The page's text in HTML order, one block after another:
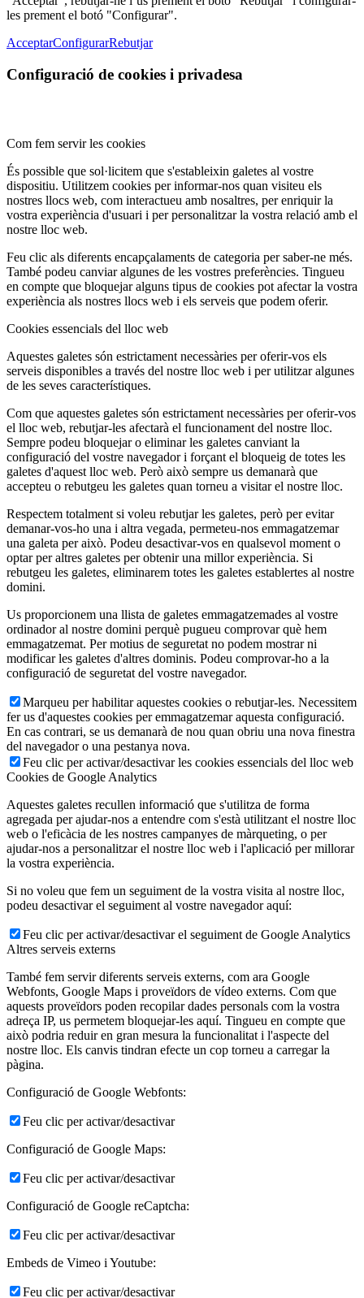
les prement el botó "Configurar".
AcceptarConfigurarRebutjar
Configuració de cookies i privadesa
Com fem servir les cookies
És possible que sol·licitem que s'estableixin galetes al vostre
dispositiu. Utilitzem cookies per informar-nos quan visiteu els
nostres llocs web, com interactueu amb nosaltres, per enriquir la
vostra experiència d'usuari i per personalitzar la vostra relació amb el
nostre lloc web.
Feu clic als diferents encapçalaments de categoria per saber-ne més.
També podeu canviar algunes de les vostres preferències. Tingueu
en compte que bloquejar alguns tipus de cookies pot afectar la vostra
experiència als nostres llocs web i els serveis que podem oferir.
Cookies essencials del lloc web
Aquestes galetes són estrictament necessàries per oferir-vos els
serveis disponibles a través del nostre lloc web i per utilitzar algunes
de les seves característiques.
Com que aquestes galetes són estrictament necessàries per oferir-vos
el lloc web, rebutjar-les afectarà el funcionament del nostre lloc.
Sempre podeu bloquejar o eliminar les galetes canviant la
configuració del vostre navegador i forçant el bloqueig de totes les
galetes d'aquest lloc web. Però això sempre us demanarà que
accepteu o rebutgeu les galetes quan torneu a visitar el nostre lloc.
Respectem totalment si voleu rebutjar les galetes, però per evitar
demanar-vos-ho una i altra vegada, permeteu-nos emmagatzemar
una galeta per això. Podeu desactivar-vos en qualsevol moment o
optar per altres galetes per obtenir una millor experiència. Si
rebutgeu les galetes, eliminarem totes les galetes establertes al nostre
domini.
Us proporcionem una llista de galetes emmagatzemades al vostre
ordinador al nostre domini perquè pugueu comprovar què hem
emmagatzemat. Per motius de seguretat no podem mostrar ni
modificar les galetes d'altres dominis. Podeu comprovar-ho a la
configuració de seguretat del vostre navegador.
Marqueu per habilitar aquestes cookies o rebutjar-les. Necessitem
fer us d'aquestes cookies per emmagatzemar aquesta configuració.
En cas contrari, se us demanarà de nou quan obriu una nova finestra
del navegador o una pestanya nova.
Feu clic per activar/desactivar les cookies essencials del lloc web
Cookies de Google Analytics
Aquestes galetes recullen informació que s'utilitza de forma
agregada per ajudar-nos a entendre com s'està utilitzant el nostre lloc
web o l'eficàcia de les nostres campanyes de màrqueting, o per
ajudar-nos a personalitzar el nostre lloc web i l'aplicació per millorar
la vostra experiència.
Si no voleu que fem un seguiment de la vostra visita al nostre lloc,
podeu desactivar el seguiment al vostre navegador aquí:
Feu clic per activar/desactivar el seguiment de Google Analytics
Altres serveis externs
També fem servir diferents serveis externs, com ara Google
Webfonts, Google Maps i proveïdors de vídeo externs. Com que
aquests proveïdors poden recopilar dades personals com la vostra
adreça IP, us permetem bloquejar-les aquí. Tingueu en compte que
això podria reduir en gran mesura la funcionalitat i l'aspecte del
nostre lloc. Els canvis tindran efecte un cop torneu a carregar la
pàgina.
Configuració de Google Webfonts:
Feu clic per activar/desactivar
Configuració de Google Maps:
Feu clic per activar/desactivar
Configuració de Google reCaptcha:
Feu clic per activar/desactivar
Embeds de Vimeo i Youtube:
Feu clic per activar/desactivar